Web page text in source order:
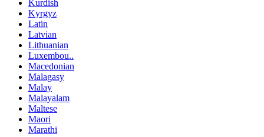
Kurdish
Kyrgyz
Latin
Latvian
Lithuanian
Luxembou..
Macedonian
Malagasy
Malay
Malayalam
Maltese
Maori
Marathi